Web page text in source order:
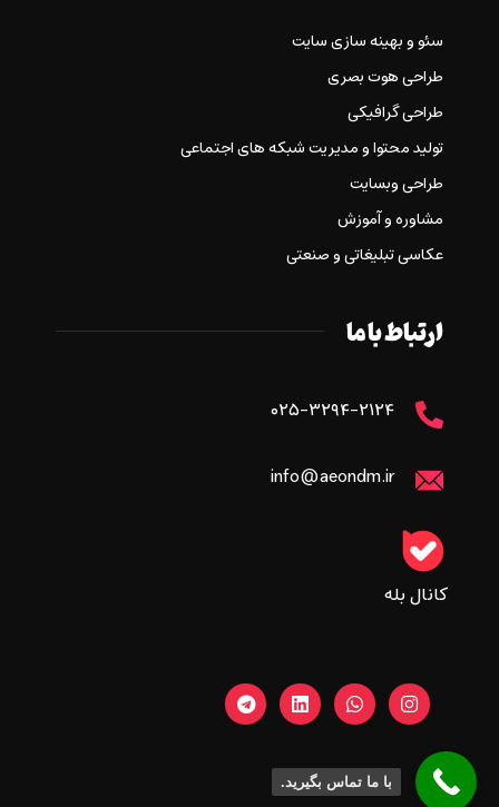
سئو و بهینه سازی سایت
طراحی هوت بصری
طراحی گرافیکی
تولید محتوا و مدیریت شبکه های اجتماعی
طراحی وبسایت
مشاوره و آموزش
عکاسی تبلیغاتی و صنعتی
ارتباط با ما
۰۲۵-۳۲۹۴-۲۱۲۴
info@aeondm.ir
کانال بله
با ما تماس بگیرید.